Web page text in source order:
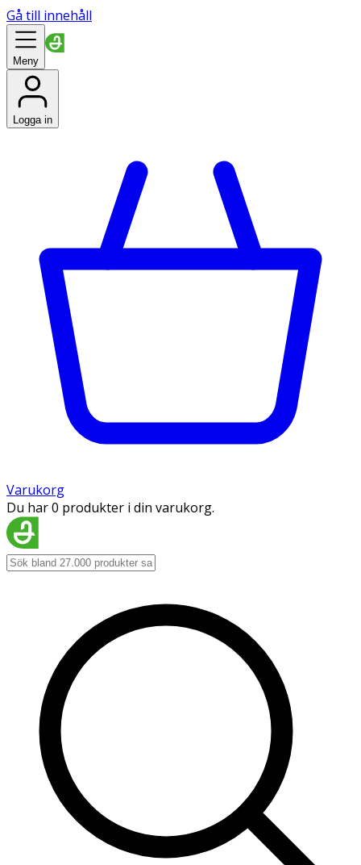
Gå till innehåll
Meny
Logga in
Varukorg
Du har 0 produkter i din varukorg.